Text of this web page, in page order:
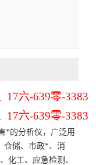
六-639零-3383
六-639零-3383
*的分析仪，广泛用
仓储、市政*、消
化工、应急检测、